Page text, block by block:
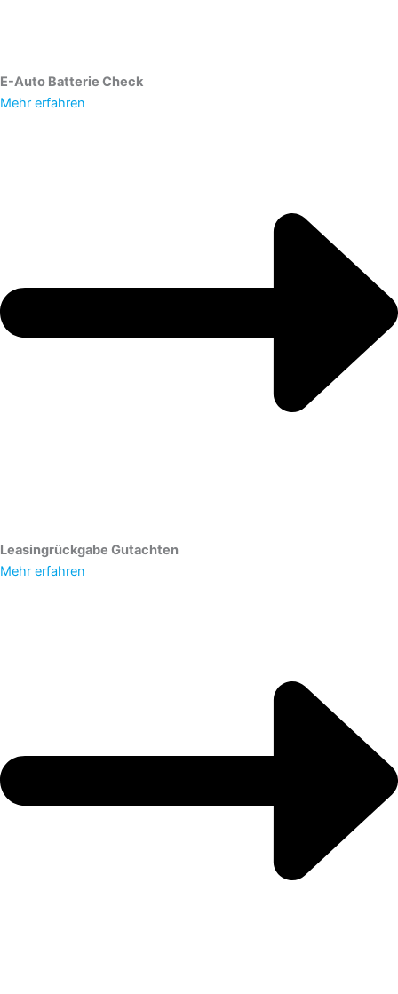
E-Auto Batterie Check
Mehr erfahren
Leasingrückgabe Gutachten
Mehr erfahren